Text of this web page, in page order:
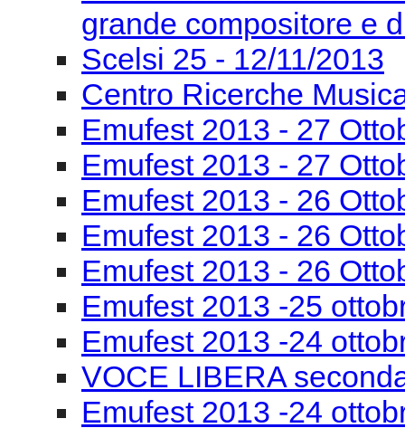
Emufest 2013 - 27
Emufest 2013 - 26
Emufest 2013 - 26
Emufest 2013 - 26
Emufest 2013 -25
Emufest 2013 -24
VOCE LIBERA
Emufest 2013 -24
Emufest 2013 -23
Emufest 2013 -23
Emufest 2013 -23
Emufest 2013 -23